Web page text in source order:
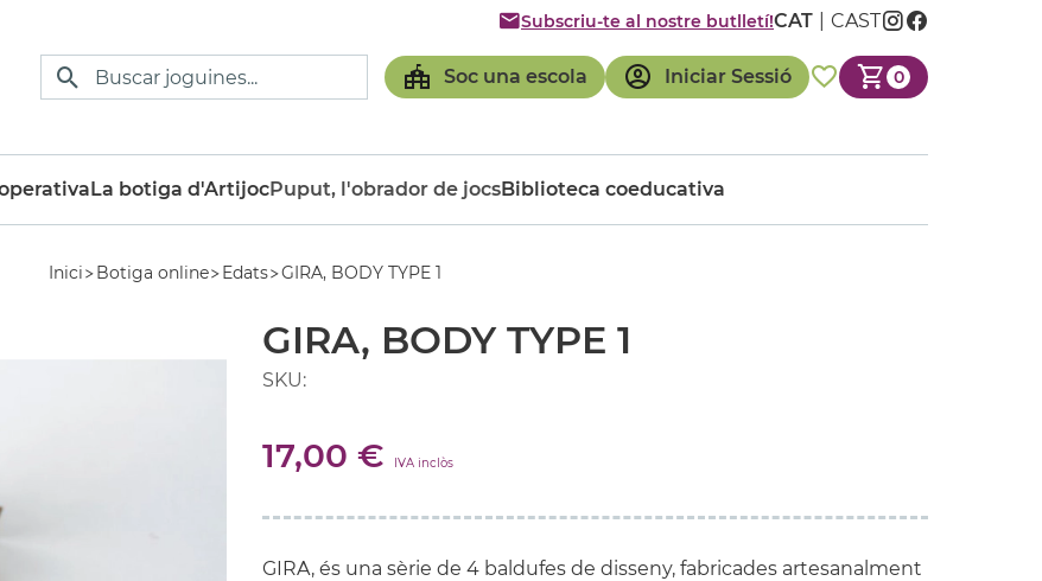
Soc una escola Iniciar Sessió 0
Subscriu-te al nostre butlletí!CAT CAST
La botiga d'ArtijocPuput, l'obrador de jocsBiblioteca coeducativa
Inici Botiga online Edats GIRA, BODY TYPE 1
GIRA, BODY TYPE 1
SKU:
17,00 € IVA inclòs
GIRA, és una sèrie de 4 baldufes de disseny, fabricades artesanalment